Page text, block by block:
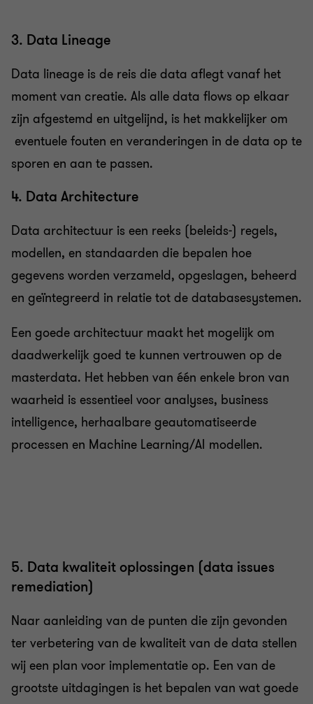
3. Data Lineage
Data lineage is de reis die data aflegt vanaf het
moment van creatie. Als alle data flows op elkaar
zijn afgestemd en uitgelijnd, is het makkelijker om
eventuele fouten en veranderingen in de data op te
sporen en aan te passen.
4. Data Architecture
Data architectuur is een reeks (beleids-) regels,
modellen, en standaarden die bepalen hoe
gegevens worden verzameld, opgeslagen, beheerd
en geïntegreerd in relatie tot de databasesystemen.
Een goede architectuur maakt het mogelijk om
daadwerkelijk goed te kunnen vertrouwen op de
masterdata. Het hebben van één enkele bron van
waarheid is essentieel voor analyses, business
intelligence, herhaalbare geautomatiseerde
processen en Machine Learning/AI modellen.
5. Data kwaliteit oplossingen (data issues
remediation)
Naar aanleiding van de punten die zijn gevonden
ter verbetering van de kwaliteit van de data stellen
wij een plan voor implementatie op. Een van de
grootste uitdagingen is het bepalen van wat goede